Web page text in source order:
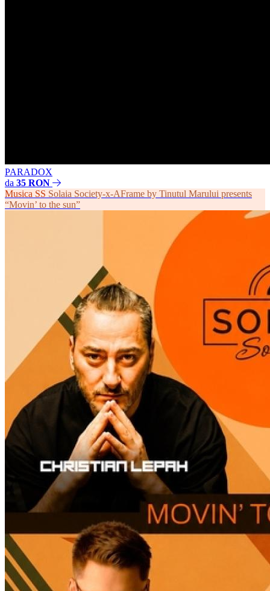
PARADOX
da 35 RON
Musica SS Solaia Society-x-AFrame by Tinutul Marului presents
“Movin’ to the sun”